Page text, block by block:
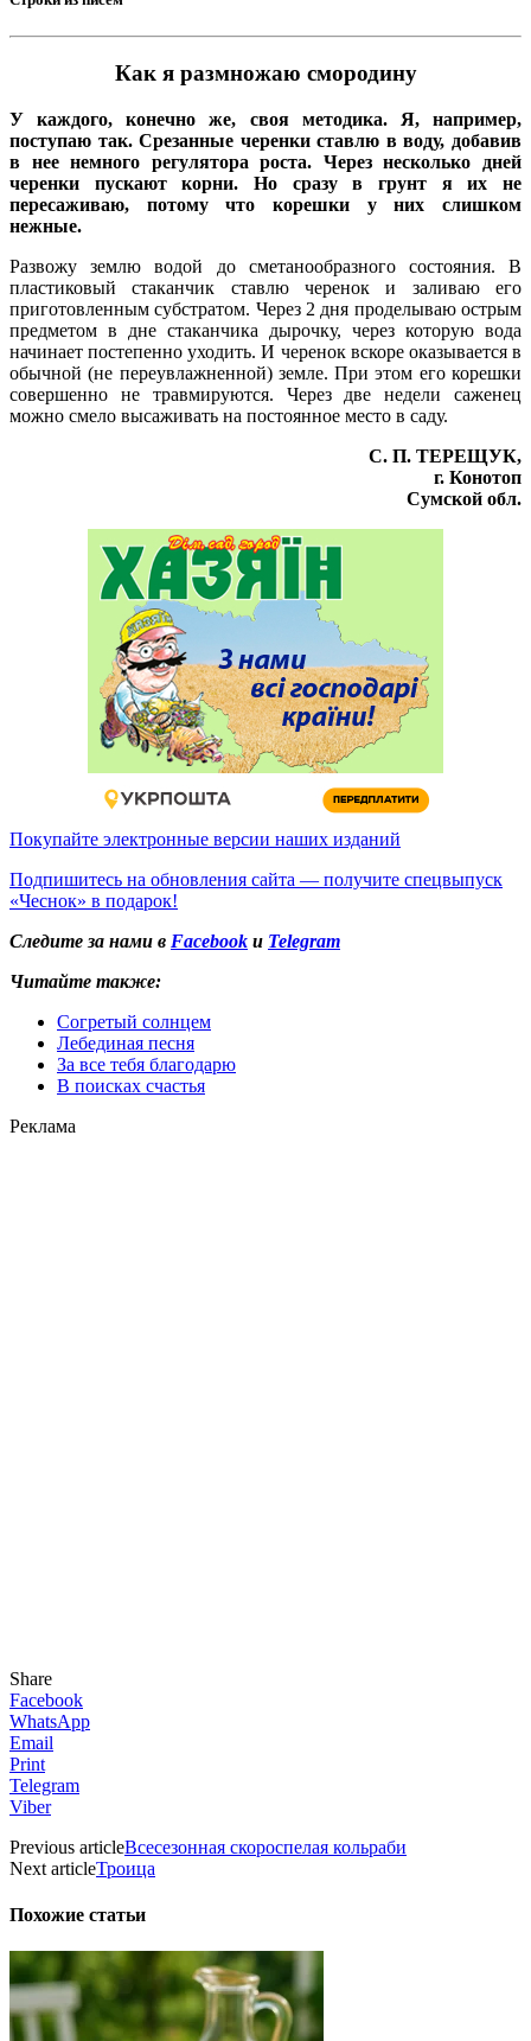
Как я размножаю смородину
У каждого, конечно же, своя методика. Я, например,
поступаю так. Срезанные черенки ставлю в воду, добавив
в нее немного регулятора роста. Через несколько дней
черенки пускают корни. Но сразу в грунт я их не
пересаживаю, потому что корешки у них слишком
нежные.
Развожу землю водой до сметанообразного состояния. В
пластиковый стаканчик ставлю черенок и заливаю его
приготовленным субстратом. Через 2 дня проделываю острым
предметом в дне стаканчика дырочку, через которую вода
начинает постепенно уходить. И черенок вскоре оказывается в
обычной (не переувлажненной) земле. При этом его корешки
совершенно не травмируются. Через две недели саженец
можно смело высаживать на постоянное место в саду.
С. П. ТЕРЕЩУК,
г. Конотоп
Сумской обл.
Покупайте электронные версии наших изданий
Подпишитесь на обновления сайта — получите спецвыпуск
«Чеснок» в подарок!
Следите за нами в Facebook и Telegram
Читайте также:
Согретый солнцем
Лебединая песня
За все тебя благодарю
В поисках счастья
Реклама
Share
Facebook
WhatsApp
Email
Print
Telegram
Viber
Previous articleВсесезонная скороспелая кольраби
Next articleТроица
Похожие статьи